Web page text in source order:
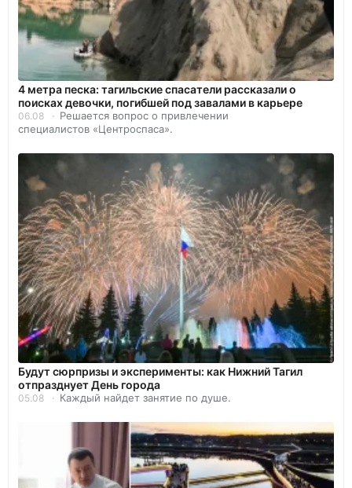
4 метра песка: тагильские спасатели рассказали о
поисках девочки, погибшей под завалами в карьере
06.08
Решается вопрос о привлечении
специалистов «Центроспаса».
Будут сюрпризы и эксперименты: как Нижний Тагил
отпразднует День города
05.08 Каждый найдет занятие по душе.